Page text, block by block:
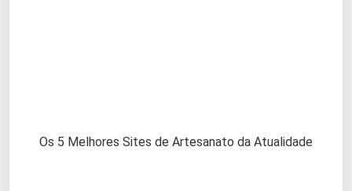
Os 5 Melhores Sites de Artesanato da Atualidade